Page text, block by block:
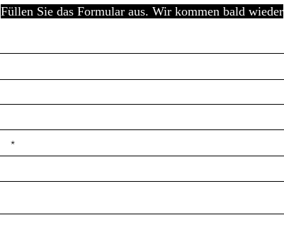
Füllen Sie das Formular aus. Wir kommen bald wieder